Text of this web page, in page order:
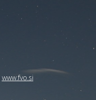
www.fvo.si